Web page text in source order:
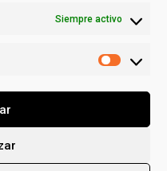
Siempre activo
| Todos los derechos